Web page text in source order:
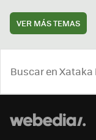
VER MÁS TEMAS